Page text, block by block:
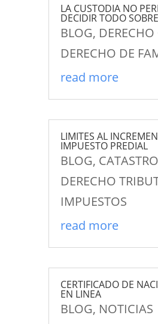
LA CUSTODIA NO
DECIDIR TODO
BLOG,
DERECHO DE
read more
LIMITES AL
IMPUESTO PREDIAL
BLOG, CATASTRO
DERECHO
IMPUESTOS
read more
CERTIFICADO DE
EN LINEA
BLOG, NOTICIAS